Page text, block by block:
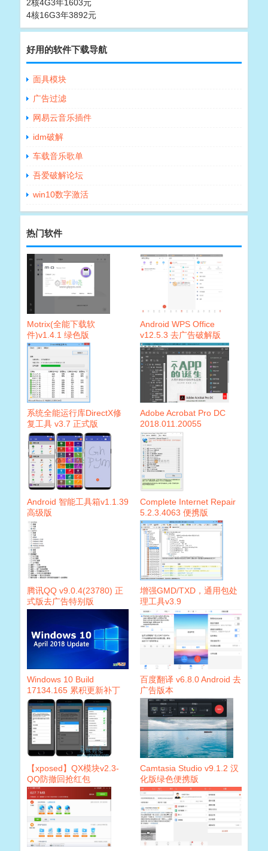
2核4G3年1603元
4核16G3年3892元
好用的软件下载导航
面具模块
广告过滤
网易云音乐插件
idm破解
车载音乐歌单
吾爱破解论坛
win10数字激活
热门软件
Motrix(全能下载软
件)v1.4.1 绿色版
Android WPS Office
v12.5.3 去广告破解版
系统全能运行库DirectX修
复工具 v3.7 正式版
Adobe Acrobat Pro DC
2018.011.20055
Android 智能工具箱v1.1.39
高级版
Complete Internet Repair
5.2.3.4063 便携版
腾讯QQ v9.0.4(23780) 正
式版去广告特别版
增强GMD/TXD，通用包处
理工具v3.9
Windows 10 Build
17134.165 累积更新补丁
百度翻译 v6.8.0 Android 去
广告版本
【xposed】QX模块v2.3-
QQ防撤回抢红包
Camtasia Studio v9.1.2 汉
化版绿色便携版